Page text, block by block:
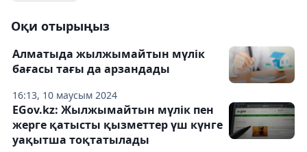
Оқи отырыңыз
16:13, 10 маусым 2024
Алматыда жылжымайтын мүлік
бағасы тағы да арзандады
EGov.kz: Жылжымайтын мүлік пен
жерге қатысты қызметтер үш күнге
уақытша тоқтатылады